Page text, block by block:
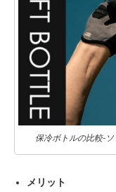
保冷ボトルの比較-
メリット